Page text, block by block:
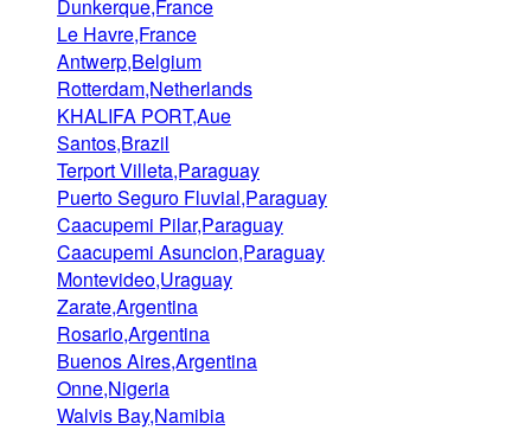
Dunkerque,France
Le Havre,France
Antwerp,Belgium
Rotterdam,Netherlands
KHALIFA PORT,Aue
Santos,Brazil
Terport Villeta,Paraguay
Puerto Seguro Fluvial,Paraguay
Caacupemi Pilar,Paraguay
Caacupemi Asuncion,Paraguay
Montevideo,Uraguay
Zarate,Argentina
Rosario,Argentina
Buenos Aires,Argentina
Onne,Nigeria
Walvis Bay,Namibia